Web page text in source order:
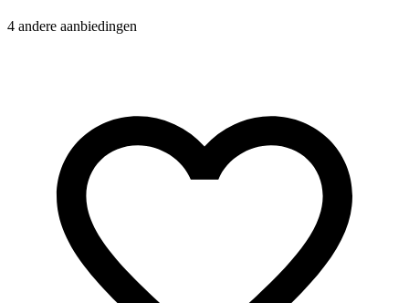
4 andere aanbiedingen